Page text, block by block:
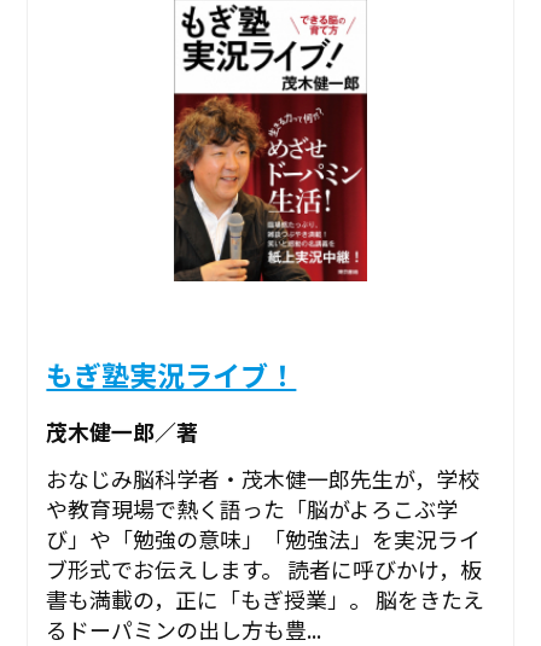
もぎ塾実況ライブ！
茂木健一郎／著
おなじみ脳科学者・茂木健一郎先生が，学校
や教育現場で熱く語った「脳がよろこぶ学
び」や「勉強の意味」「勉強法」を実況ライ
ブ形式でお伝えします。 読者に呼びかけ，板
書も満載の，正に「もぎ授業」。 脳をきたえ
るドーパミンの出し方も豊...